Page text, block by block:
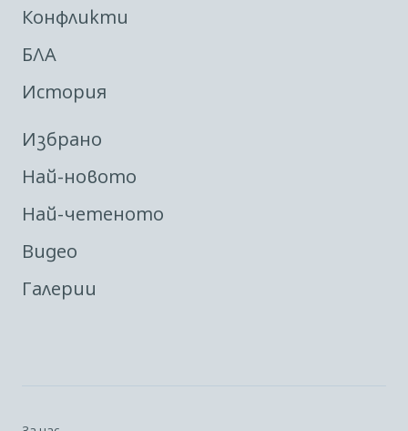
Конфликти
БЛА
История
Избрано
Най-новото
Най-четеното
Видео
Галерии